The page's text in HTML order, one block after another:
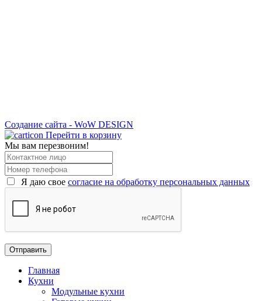
Создание сайта - WoW DESIGN
Перейти в корзину
Мы вам перезвоним!
Я даю свое согласие на обработку персональных данных
Главная
Кухни
Модульные кухни